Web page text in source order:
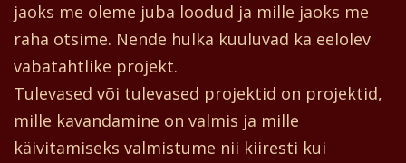
jaoks me oleme juba loodud ja mille jaoks me
raha otsime. Nende hulka kuuluvad ka eelolev
vabatahtlike projekt.
Tulevased või tulevased projektid on projektid,
mille kavandamine on valmis ja mille
käivitamiseks valmistume nii kiiresti kui